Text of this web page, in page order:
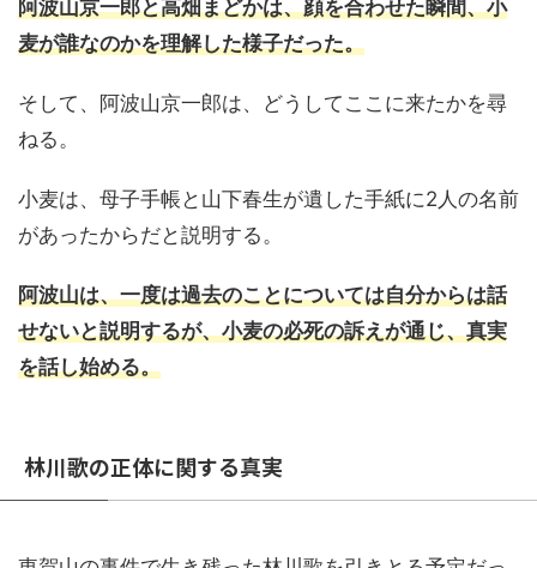
阿波山京一郎と高畑まどかは、顔を合わせた瞬間、小
麦が誰なのかを理解した様子だった。
そして、阿波山京一郎は、どうしてここに来たかを尋
ねる。
小麦は、母子手帳と山下春生が遺した手紙に2人の名前
があったからだと説明する。
阿波山は、一度は過去のことについては自分からは話
せないと説明するが、小麦の必死の訴えが通じ、真実
を話し始める。
林川歌の正体に関する真実